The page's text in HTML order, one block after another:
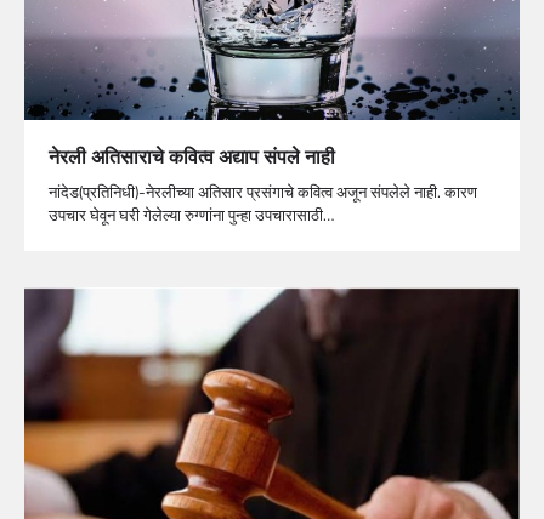
नेरली अतिसाराचे कवित्व अद्याप संपले नाही
नांदेड(प्रतिनिधी)-नेरलीच्या अतिसार प्रसंगाचे कवित्व अजून संपलेले नाही. कारण
उपचार घेवून घरी गेलेल्या रुग्णांना पुन्हा उपचारासाठी…